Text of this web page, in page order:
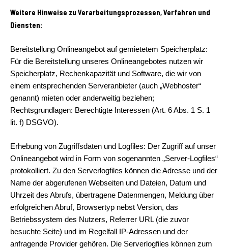
Weitere Hinweise zu Verarbeitungsprozessen, Verfahren und
Diensten:
Bereitstellung Onlineangebot auf gemietetem Speicherplatz:
Für die Bereitstellung unseres Onlineangebotes nutzen wir
Speicherplatz, Rechenkapazität und Software, die wir von
einem entsprechenden Serveranbieter (auch „Webhoster“
genannt) mieten oder anderweitig beziehen;
Rechtsgrundlagen: Berechtigte Interessen (Art. 6 Abs. 1 S. 1
lit. f) DSGVO).
Erhebung von Zugriffsdaten und Logfiles: Der Zugriff auf unser
Onlineangebot wird in Form von sogenannten „Server-Logfiles“
protokolliert. Zu den Serverlogfiles können die Adresse und der
Name der abgerufenen Webseiten und Dateien, Datum und
Uhrzeit des Abrufs, übertragene Datenmengen, Meldung über
erfolgreichen Abruf, Browsertyp nebst Version, das
Betriebssystem des Nutzers, Referrer URL (die zuvor
besuchte Seite) und im Regelfall IP-Adressen und der
anfragende Provider gehören. Die Serverlogfiles können zum